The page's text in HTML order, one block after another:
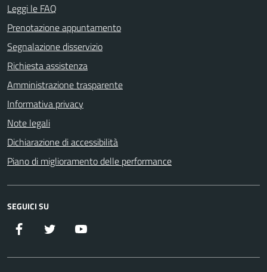
Leggi le FAQ
Prenotazione appuntamento
Segnalazione disservizio
Richiesta assistenza
Amministrazione trasparente
Informativa privacy
Note legali
Dichiarazione di accessibilità
Piano di miglioramento delle performance
SEGUICI SU
Facebook Twitter